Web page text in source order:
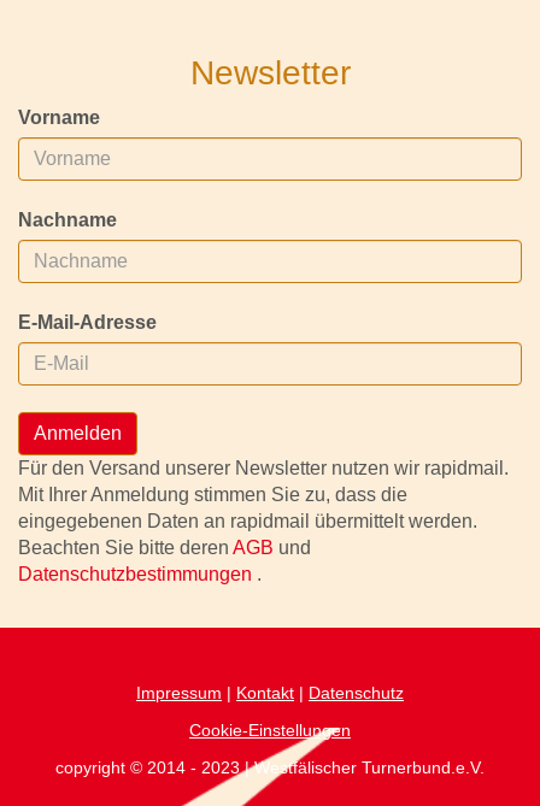
Newsletter
Vorname
Nachname
E-Mail-Adresse
Anmelden
Für den Versand unserer Newsletter nutzen wir rapidmail.
Mit Ihrer Anmeldung stimmen Sie zu, dass die
eingegebenen Daten an rapidmail übermittelt werden.
Beachten Sie bitte deren AGB und
Datenschutzbestimmungen .
Impressum | Kontakt | Datenschutz
Cookie-Einstellungen
copyright © 2014 - 2023 | Westfälischer Turnerbund.e.V.